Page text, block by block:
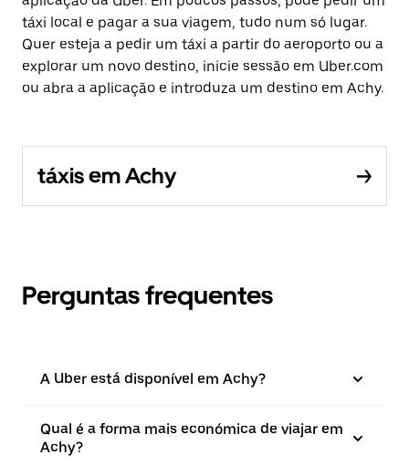
táxi local e pagar a sua viagem, tudo num só lugar.
Quer esteja a pedir um táxi a partir do aeroporto ou a
explorar um novo destino, inicie sessão em Uber.com
ou abra a aplicação e introduza um destino em Achy.
táxis em Achy
Perguntas frequentes
A Uber está disponível em Achy?
Qual é a forma mais económica de viajar em
Achy?